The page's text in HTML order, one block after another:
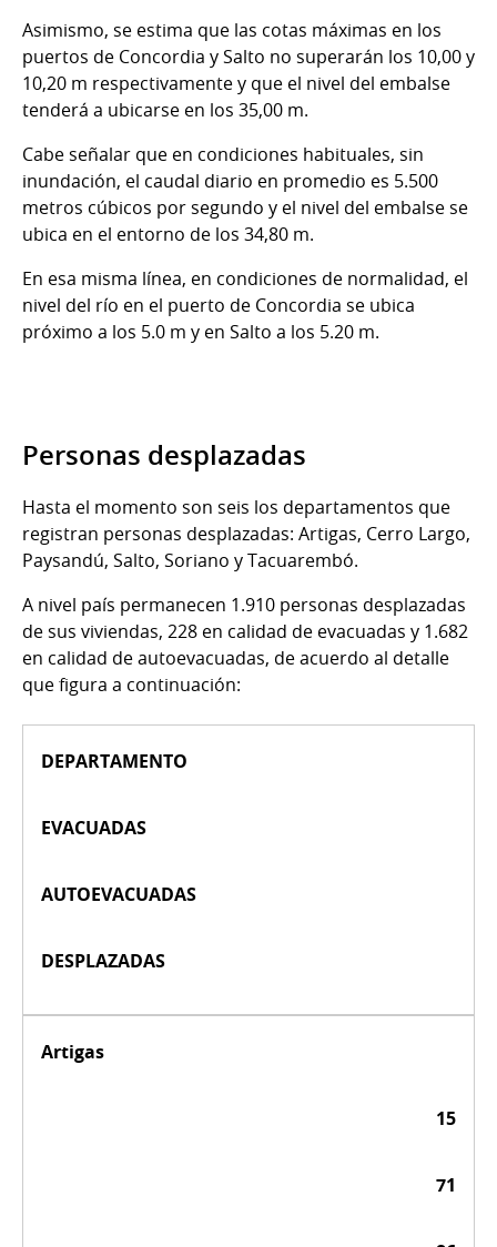
Asimismo, se estima que las cotas máximas en los
puertos de Concordia y Salto no superarán los 10,00 y
10,20 m respectivamente y que el nivel del embalse
tenderá a ubicarse en los 35,00 m.
Cabe señalar que en condiciones habituales, sin
inundación, el caudal diario en promedio es 5.500
metros cúbicos por segundo y el nivel del embalse se
ubica en el entorno de los 34,80 m.
En esa misma línea, en condiciones de normalidad, el
nivel del río en el puerto de Concordia se ubica
próximo a los 5.0 m y en Salto a los 5.20 m.
Personas desplazadas
Hasta el momento son seis los departamentos que
registran personas desplazadas: Artigas, Cerro Largo,
Paysandú, Salto, Soriano y Tacuarembó.
A nivel país permanecen 1.910 personas desplazadas
de sus viviendas, 228 en calidad de evacuadas y 1.682
en calidad de autoevacuadas, de acuerdo al detalle
que figura a continuación:
DEPARTAMENTO
EVACUADAS
AUTOEVACUADAS
DESPLAZADAS
Artigas
15
71